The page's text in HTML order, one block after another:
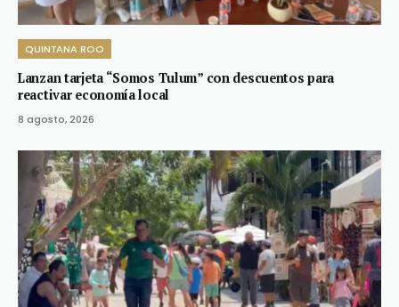
QUINTANA ROO
Lanzan tarjeta “Somos Tulum” con descuentos para
reactivar economía local
8 agosto, 2026